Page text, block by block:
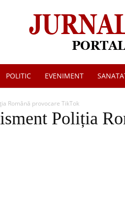
POLITIC EVENIMENT
Română provocare TikTok
Poliția